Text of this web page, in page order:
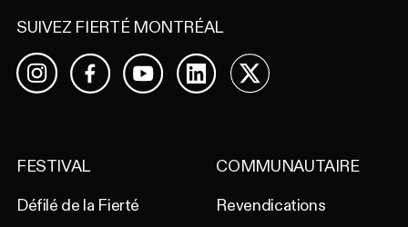
SUIVEZ FIERTÉ MONTRÉAL
InstagramFacebookYouTubeLinkedIn
X
FESTIVAL
Défilé de la Fierté
COMMUNAUTAIRE
Revendications